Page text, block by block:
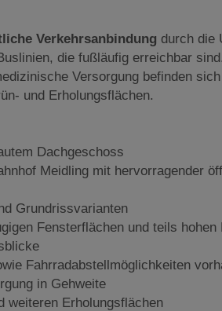
Verkehrsanbindung durch die
die fußläufig erreichbar
Versorgung befinden
und Erholungsflächen.
Dachgeschoss
Meidling mit hervorragender
Grundrissvarianten
Fensterflächen und teils hohen
Fahrradabstellmöglichkeiten
in Gehweite
weiteren Erholungsflächen